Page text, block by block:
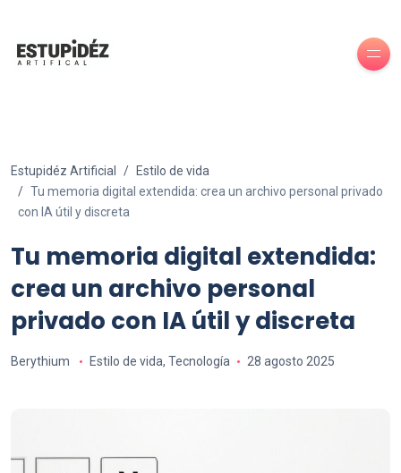
Estupidéz Artificial
Estilo de vida
Tu memoria digital extendida: crea un archivo personal privado
con IA útil y discreta
Tu memoria digital extendida:
crea un archivo personal
privado con IA útil y discreta
Berythium Estilo de vida, Tecnología 28 agosto 2025